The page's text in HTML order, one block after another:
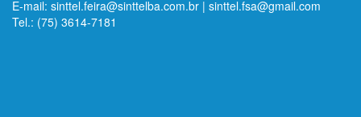
E-mail: sinttel.feira@sinttelba.com.br | sinttel.fsa@gmail.com
Tel.: (75) 3614-7181